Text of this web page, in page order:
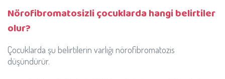
Nörofibromatosizli çocuklarda hangi belirtiler
olur?
Çocuklarda şu belirtilerin varlığı nörofibromatozis
düşündürür.